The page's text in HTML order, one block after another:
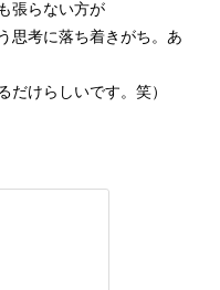
張らない方が
思考に落ち着きがち。あ
だけらしいです。笑）